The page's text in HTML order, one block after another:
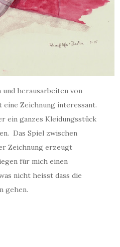
herausarbeiten von
Zeichnung interessant.
ein ganzes Kleidungsstück
Das Spiel zwischen
Zeichnung erzeugt
für mich einen
nicht heisst dass die
gehen.